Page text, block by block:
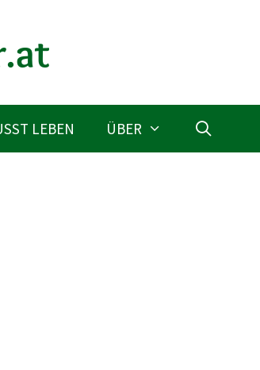
LEBEN ÜBER